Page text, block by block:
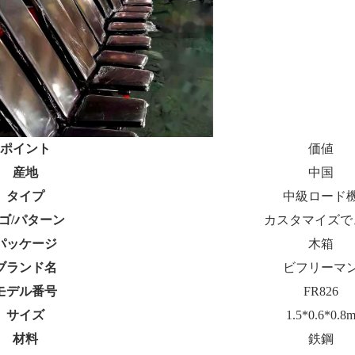
ポイント
価値
産地
中国
タイプ
中級ロード
/パターン
カスタマイズで
ッケージ
木箱
ランド名
ビフリーマ
デル番号
FR826
サイズ
1.5*0.6*0.8m
材料
鉄鋼